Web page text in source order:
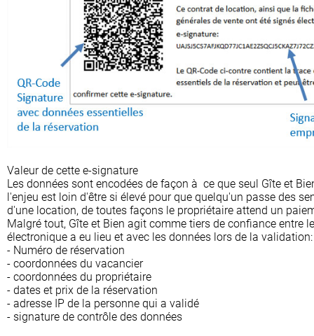
Valeur de cette e-signature
Les données sont encodées de façon à ce que seul Gîte et
l'enjeu est loin d'être si élevé pour que quelqu'un passe des
d'une location, de toutes façons le propriétaire attend un
Malgré tout, Gîte et Bien agit comme tiers de confiance
électronique a eu lieu et avec les données lors de la validation:
- Numéro de réservation
- coordonnées du vacancier
- coordonnées du propriétaire
- dates et prix de la réservation
- adresse IP de la personne qui a validé
- signature de contrôle des données